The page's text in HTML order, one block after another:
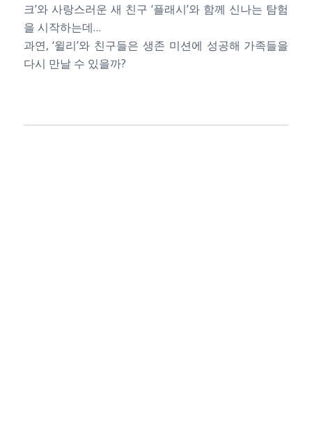
크’와 사랑스러운 새 친구 ‘플래시’와 함께 신나는 탐험
을 시작하는데…
과연, ‘윌리’와 친구들은 생존 미션에 성공해 가족들을
다시 만날 수 있을까?